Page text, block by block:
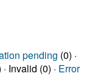
pending (0) ·
· Invalid (0) · Error